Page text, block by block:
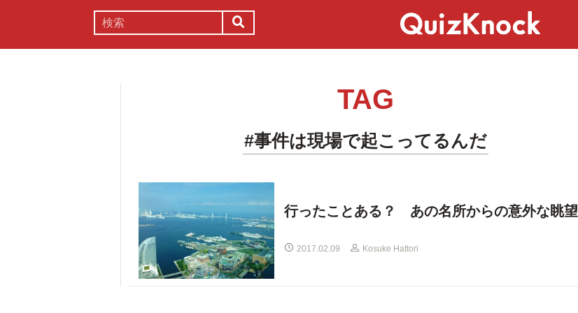
TAG
#事件は現場で起こってるんだ
行ったことある？ あの名所からの意外な眺望
2017.02.09 Kosuke Hattori